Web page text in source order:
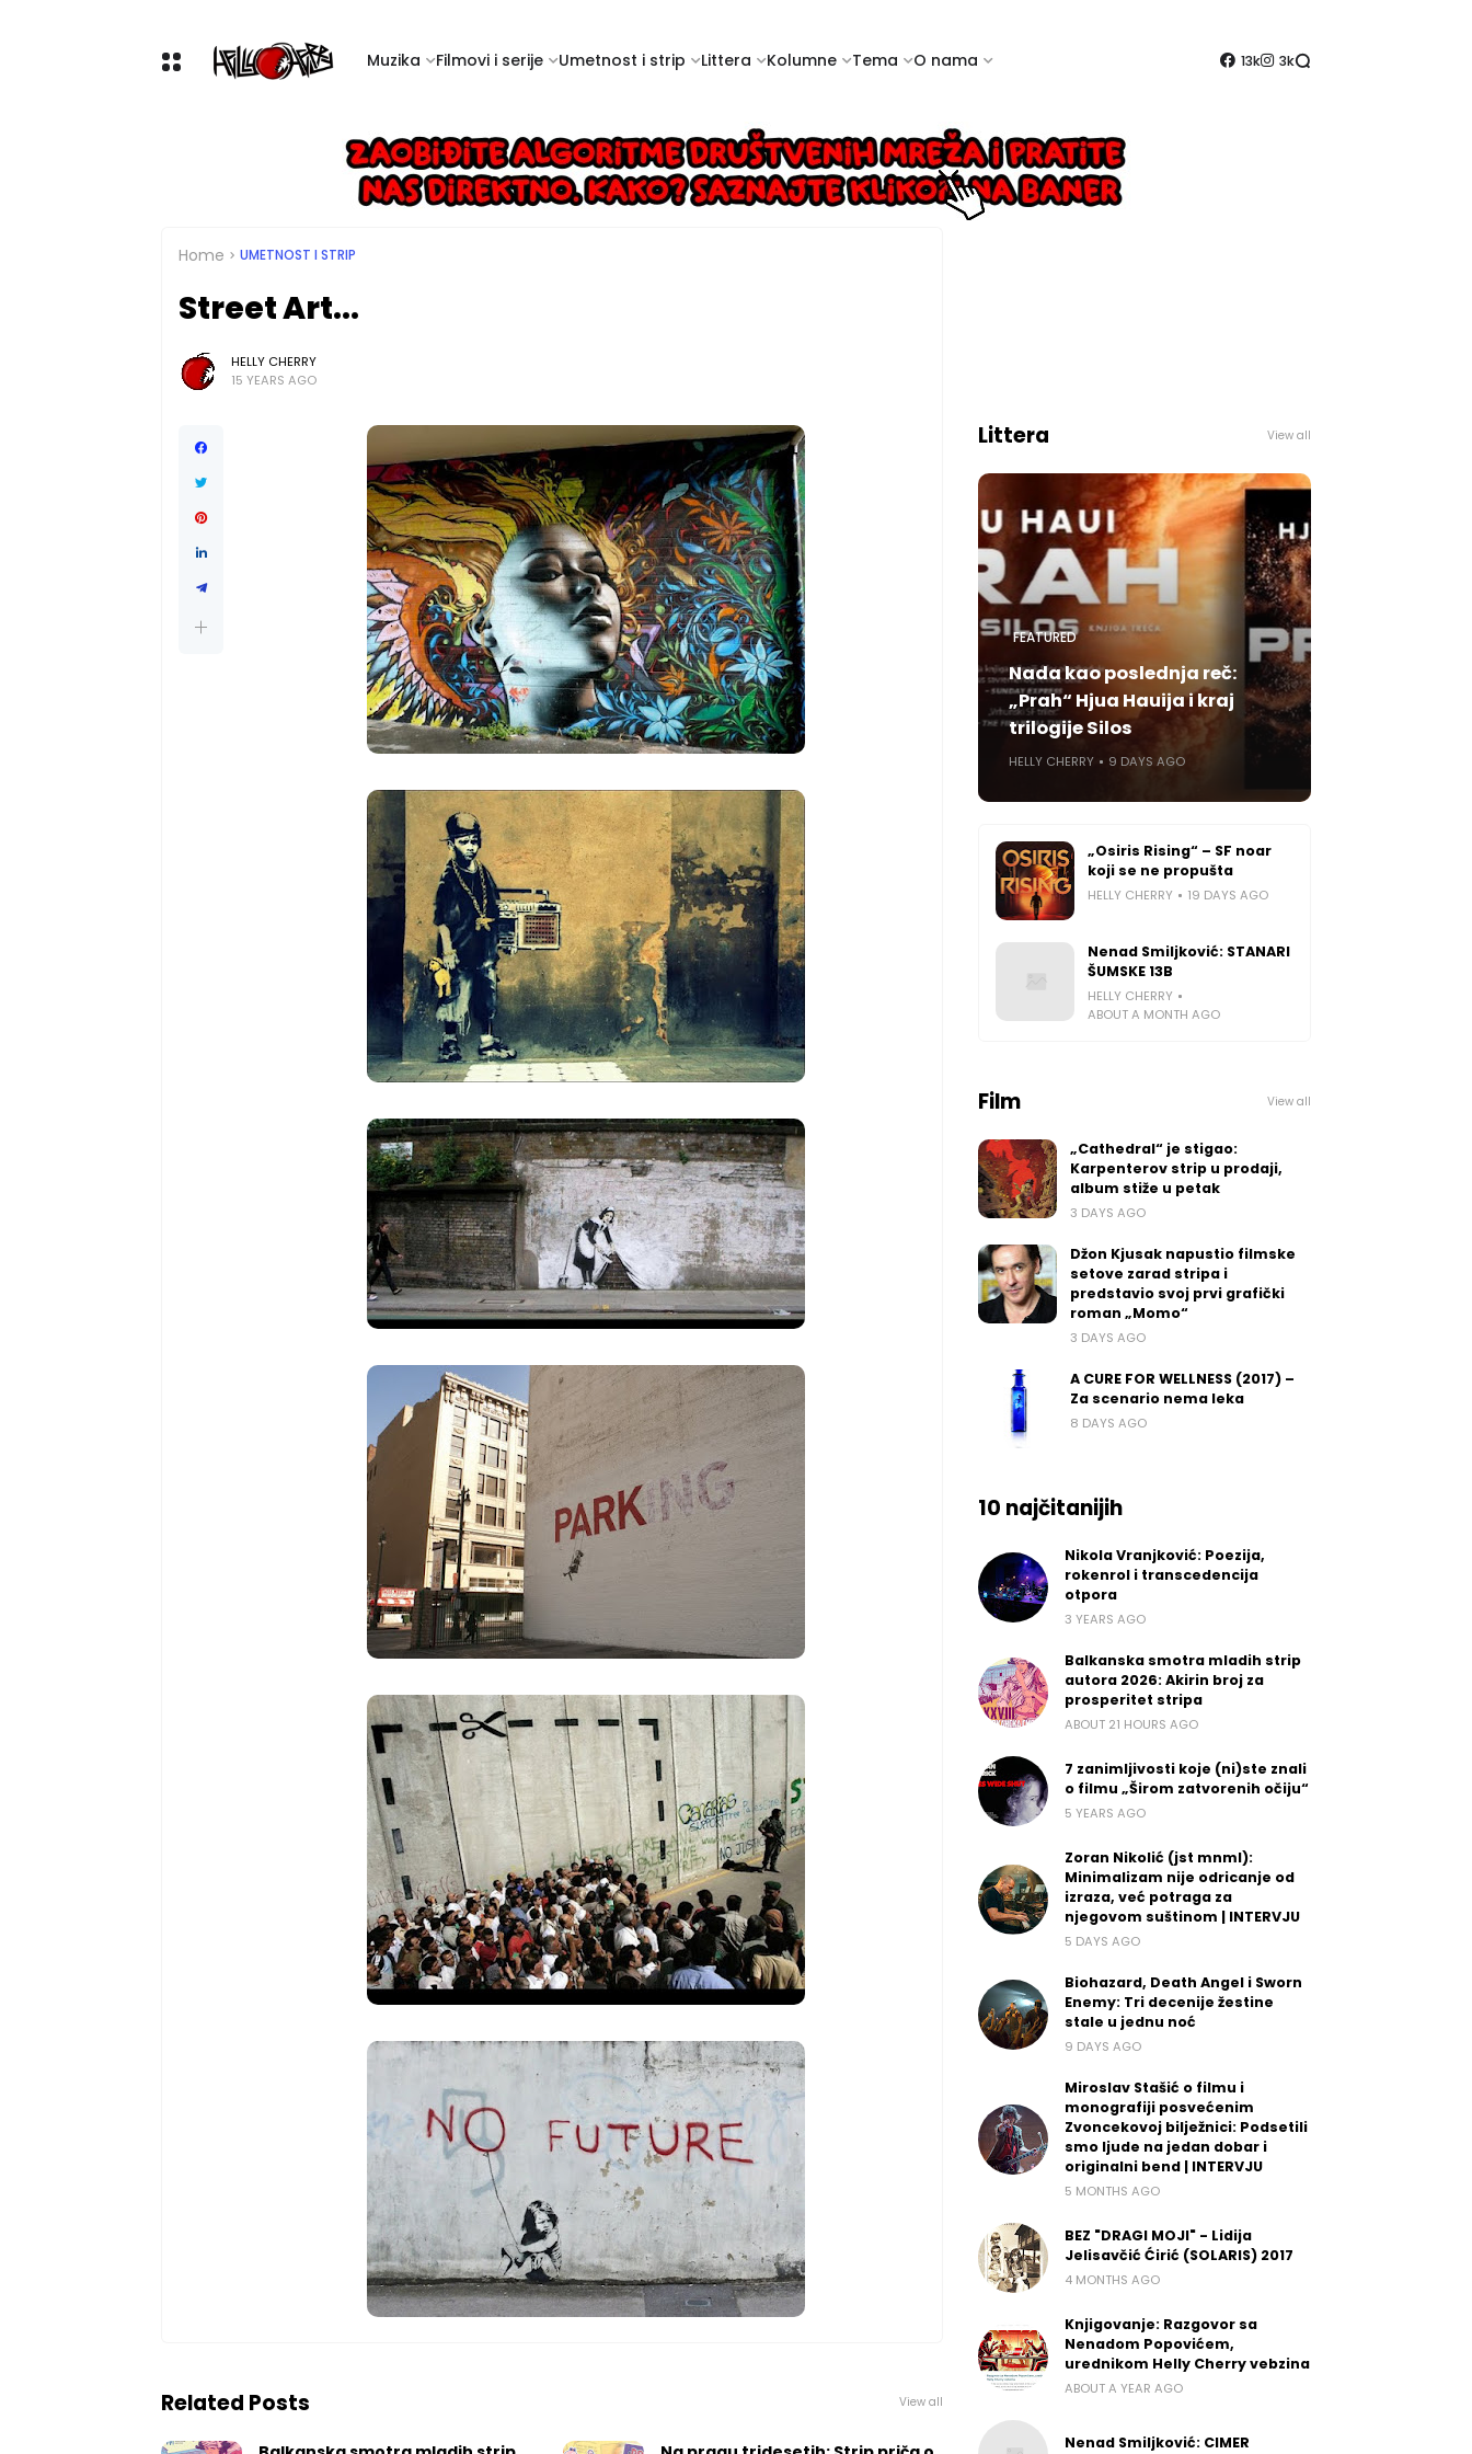
Muzika Filmovi i serije Umetnost i strip Littera Kolumne Tema O nama 13k 3k
Home UMETNOST I STRIP
Street Art...
HELLY CHERRY
15 YEARS AGO
Related Posts View all
Littera View all
FEATURED
Nada kao poslednja reč:
„Prah“ Hjua Hauija i kraj
trilogije Silos
HELLY CHERRY 9 DAYS AGO
„Osiris Rising“ – SF noar
koji se ne propušta
HELLY CHERRY 19 DAYS AGO
Nenad Smiljković: STANARI
ŠUMSKE 13B
HELLY CHERRY
ABOUT A MONTH AGO
Film View all
„Cathedral“ je stigao:
Karpenterov strip u prodaji,
album stiže u petak
3 DAYS AGO
Džon Kjusak napustio filmske
setove zarad stripa i
predstavio svoj prvi grafički
roman „Momo“
3 DAYS AGO
A CURE FOR WELLNESS (2017) –
Za scenario nema leka
8 DAYS AGO
10 najčitanijih
Nikola Vranjković: Poezija,
rokenrol i transcedencija
otpora
3 YEARS AGO
Balkanska smotra mladih strip
autora 2026: Akirin broj za
prosperitet stripa
ABOUT 21 HOURS AGO
7 zanimljivosti koje (ni)ste znali
o filmu „Širom zatvorenih očiju“
5 YEARS AGO
Zoran Nikolić (jst mnml):
Minimalizam nije odricanje od
izraza, već potraga za
njegovom suštinom | INTERVJU
5 DAYS AGO
Biohazard, Death Angel i Sworn
Enemy: Tri decenije žestine
stale u jednu noć
9 DAYS AGO
Miroslav Stašić o filmu i
monografiji posvećenim
Zvoncekovoj bilježnici: Podsetili
smo ljude na jedan dobar i
originalni bend | INTERVJU
5 MONTHS AGO
BEZ "DRAGI MOJI" - Lidija
Jelisavčić Ćirić (SOLARIS) 2017
4 MONTHS AGO
Knjigovanje: Razgovor sa
Nenadom Popovićem,
urednikom Helly Cherry vebzina
ABOUT A YEAR AGO
Nenad Smiljković: CIMER